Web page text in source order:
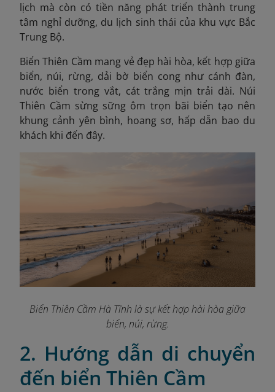
lịch mà còn có tiền năng phát triển thành trung
tâm nghỉ dưỡng, du lịch sinh thái của khu vực Bắc
Trung Bộ.
Biển Thiên Cầm mang vẻ đẹp hài hòa, kết hợp giữa
biển, núi, rừng, dải bờ biển cong như cánh đàn,
nước biển trong vắt, cát trắng mịn trải dài. Núi
Thiên Cầm sừng sững ôm trọn bãi biển tạo nên
khung cảnh yên bình, hoang sơ, hấp dẫn bao du
khách khi đến đây.
Biển Thiên Cầm Hà Tĩnh là sự kết hợp hài hòa giữa
biển, núi, rừng.
2. Hướng dẫn di chuyển
đến biển Thiên Cầm